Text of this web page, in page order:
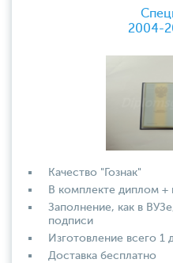
2004-
Качество "Гознак"
В комплекте диплом
Заполнение, как в
подписи
Изготовление всего 1
Доставка бесплатно